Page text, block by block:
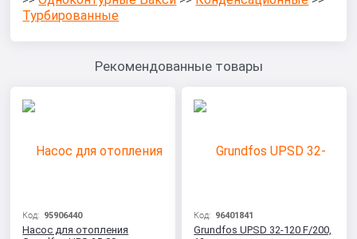
Турбированные
Рекомендованные товары
Код: 95906440
Насос для отопления
Код: 96401841
Grundfos UPSD 32-120 F/200,